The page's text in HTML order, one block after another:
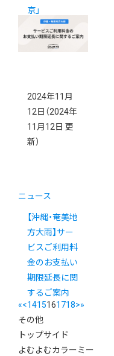
京」
2024年11月
12日 （2024年
11月12日 更
新）
ニュース
【沖縄・奄美地
方大雨】サー
ビスご利用料
金のお支払い
期限延長に関
するご案内
«<1415161718>»
その他
トップサイド
よむよむカラーミー